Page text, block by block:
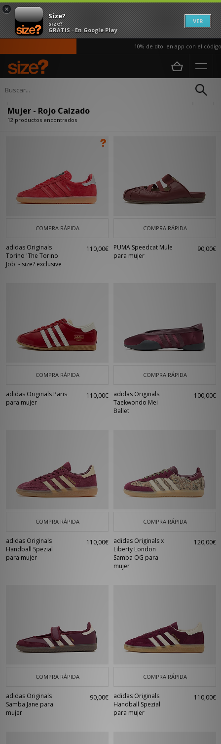
×
Size?
size?
GRATIS - En Google Play
VER
10% de dto. en app con el código
Página principal
Mujer - Rojo Calzado
12 productos encontrados
COMPRA RÁPIDA
adidas Originals
Torino 'The Torino
Job' - size? exclusive
110,00€
COMPRA RÁPIDA
PUMA Speedcat Mule
para mujer
90,00€
COMPRA RÁPIDA
adidas Originals Paris
para mujer
110,00€
COMPRA RÁPIDA
adidas Originals
Taekwondo Mei
Ballet
100,00€
COMPRA RÁPIDA
adidas Originals
Handball Spezial
para mujer
110,00€
COMPRA RÁPIDA
adidas Originals x
Liberty London
Samba OG para
mujer
120,00€
COMPRA RÁPIDA
adidas Originals
Samba Jane para
mujer
90,00€
COMPRA RÁPIDA
adidas Originals
Handball Spezial
para mujer
110,00€